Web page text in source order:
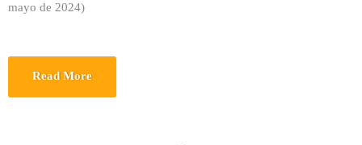
mayo de 2024)
Read More